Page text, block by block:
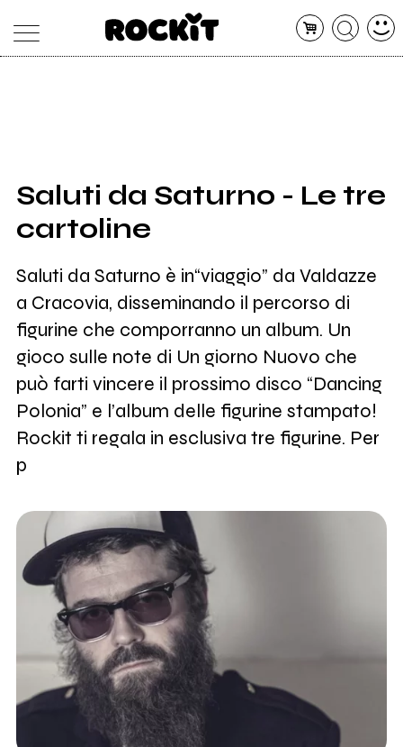
SHOP
RADIO
Saluti da Saturno - Le tre
cartoline
Saluti da Saturno è in“viaggio” da Valdazze
a Cracovia, disseminando il percorso di
figurine che comporranno un album. Un
gioco sulle note di Un giorno Nuovo che
può farti vincere il prossimo disco “Dancing
Polonia” e l’album delle figurine stampato!
Rockit ti regala in esclusiva tre figurine. Per
p